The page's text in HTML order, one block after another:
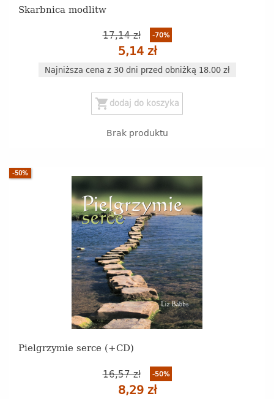
Skarbnica modlitw
17,14 zł -70%
5,14 zł
Najniższa cena z 30 dni przed obniżką 18.00 zł
shopping_cart dodaj do koszyka
Brak produktu
Pielgrzymie serce (+CD)
16,57 zł -50%
8,29 zł
-50%